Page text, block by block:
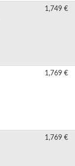
1,749 €
1,769 €
1,769 €